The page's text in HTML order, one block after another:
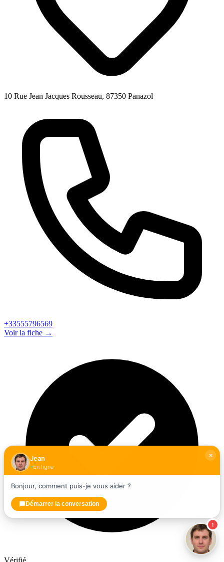
10 Rue Jean Jacques Rousseau, 87350 Panazol
+33555796569
Voir la fiche →
1
Jean
En ligne
Bonjour, comment puis-je vous aider ?
Démarrer la conversation